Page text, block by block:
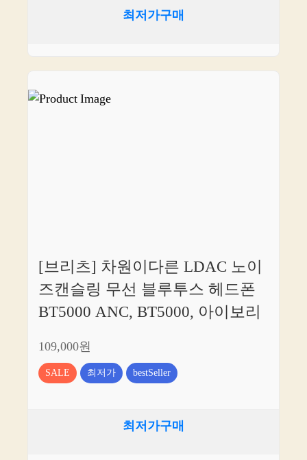
최저가구매
[브리츠] 차원이다른 LDAC 노이
즈캔슬링 무선 블루투스 헤드폰
BT5000 ANC, BT5000, 아이보리
109,000원
SALE 최저가 bestSeller
최저가구매